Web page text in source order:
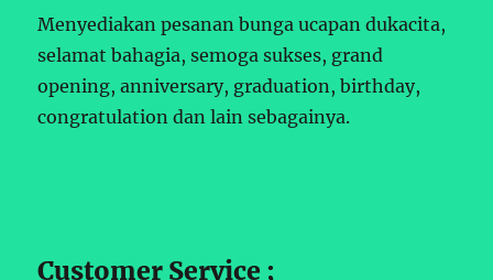
Menyediakan pesanan bunga ucapan dukacita,
selamat bahagia, semoga sukses, grand
opening, anniversary, graduation, birthday,
congratulation dan lain sebagainya.
Customer Service ;